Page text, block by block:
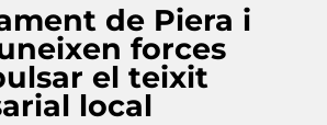
de Piera i
forces
el teixit
local